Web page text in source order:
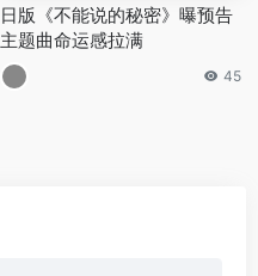
日版《不能说的秘密》曝预告
主题曲命运感拉满
45